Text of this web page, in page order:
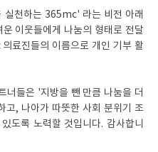
천하는 365mc' 라는 비전 아래
이웃들에게 나눔의 형태로 전달
료진들의 이름으로 개인 기부 활
너들은 '지방을 뺀 만큼 나눔을 더
고, 나아가 따뜻한 사회 분위기 조
도록 노력할 것입니다. 감사합니